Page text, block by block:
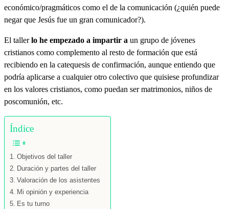
autoridad
de
Para
información
consulta
www.zinquo.com/politica-
privacidad
(Obligatorio)
económico/pragmáticos como el de la comunicación (¿quién puede
negar que Jesús fue un gran comunicador?).
El tallerlo he empezado a impartir a un grupo de jóvenes
cristianos como complemento al resto de formación que está
recibiendo en la catequesis de confirmación, aunque entiendo que
podría aplicarse a cualquier otro colectivo que quisiese profundizar
en los valores cristianos, como puedan ser matrimonios, niños de
poscomunión, etc.
Índice
Objetivos del taller
Duración y partes del taller
Valoración de los asistentes
Mi opinión y experiencia
Es tu turno